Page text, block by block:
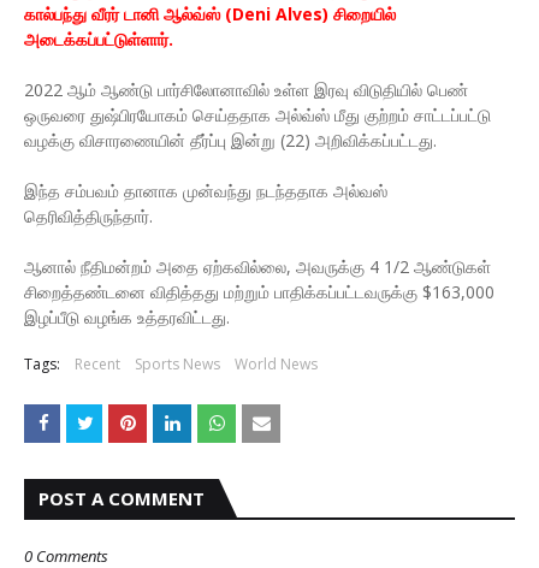
கால்பந்து வீரர் டானி ஆல்வ்ஸ் (Deni Alves) சிறையில்
அடைக்கப்பட்டுள்ளார்.
2022 ஆம் ஆண்டு பார்சிலோனாவில் உள்ள இரவு விடுதியில் பெண்
ஒருவரை துஷ்பிரயோகம் செய்ததாக அல்வ்ஸ் மீது குற்றம் சாட்டப்பட்டு
வழக்கு விசாரணையின் தீர்ப்பு இன்று (22) அறிவிக்கப்பட்டது.
இந்த சம்பவம் தானாக முன்வந்து நடந்ததாக அல்வஸ்
தெரிவித்திருந்தார்.
ஆனால் நீதிமன்றம் அதை ஏற்கவில்லை, அவருக்கு 4 1/2 ஆண்டுகள்
சிறைத்தண்டனை விதித்தது மற்றும் பாதிக்கப்பட்டவருக்கு $163,000
இழப்பீடு வழங்க உத்தரவிட்டது.
Tags: Recent Sports News World News
POST A COMMENT
0 Comments